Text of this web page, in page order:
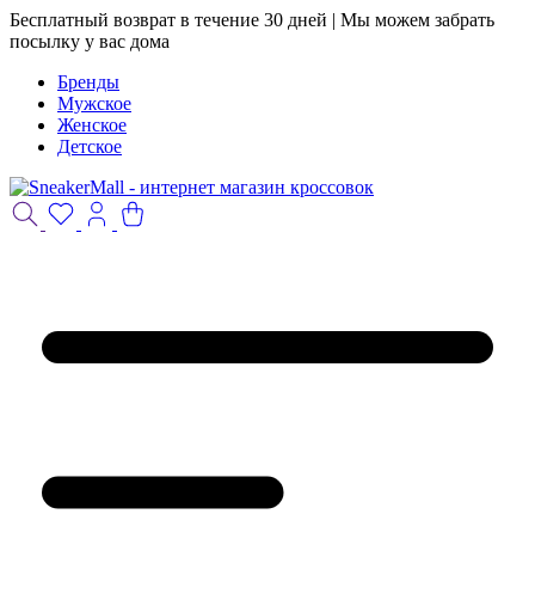
Бесплатный возврат в течение 30 дней | Мы можем забрать
посылку у вас дома
Бренды
Мужское
Женское
Детское